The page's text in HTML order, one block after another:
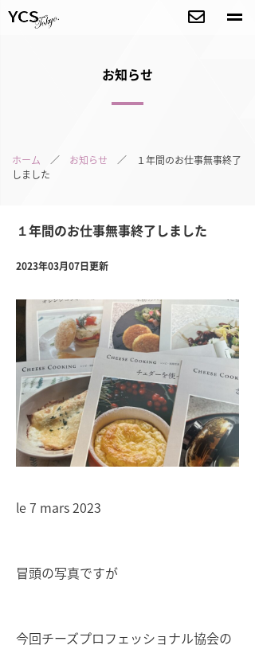
お知らせ
ホーム ／ お知らせ ／ １年間のお仕事無事終了
しました
１年間のお仕事無事終了しました
2023年03月07日更新
le 7 mars 2023
冒頭の写真ですが
今回チーズプロフェッショナル協会の